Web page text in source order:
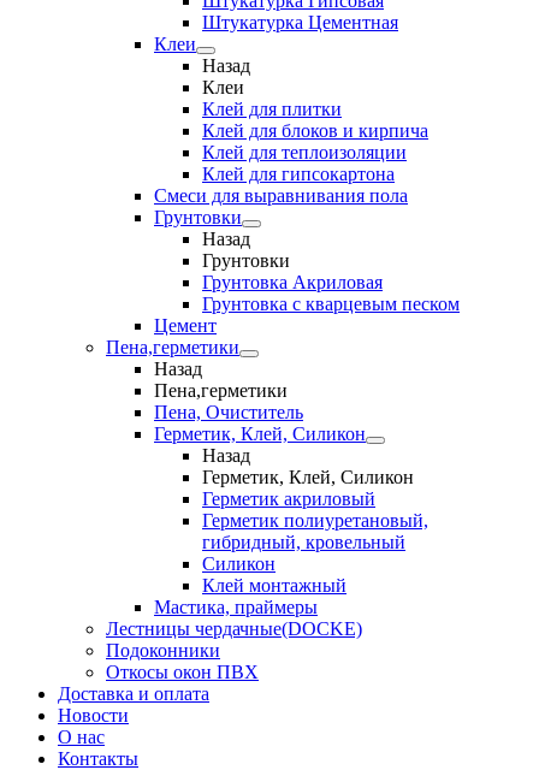
Штукатурка Цементная
Клеи
Назад
Клеи
Клей для плитки
Клей для блоков и кирпича
Клей для теплоизоляции
Клей для гипсокартона
Смеси для выравнивания пола
Грунтовки
Назад
Грунтовки
Грунтовка Акриловая
Грунтовка с кварцевым песком
Цемент
Пена,герметики
Назад
Пена,герметики
Пена, Очиститель
Герметик, Клей, Силикон
Назад
Герметик, Клей, Силикон
Герметик акриловый
Герметик полиуретановый,
гибридный, кровельный
Силикон
Клей монтажный
Мастика, праймеры
Лестницы чердачные(DOCKE)
Подоконники
Откосы окон ПВХ
Доставка и оплата
Новости
О нас
Контакты